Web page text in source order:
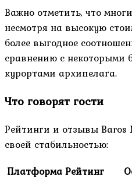
Важно отметить, что
несмотря на высокую
более выгодное
сравнению с некоторыми
курортами архипелага.
Что говорят гости
Рейтинги и отзывы Baros
своей стабильностью:
ПлатформаРейтинг